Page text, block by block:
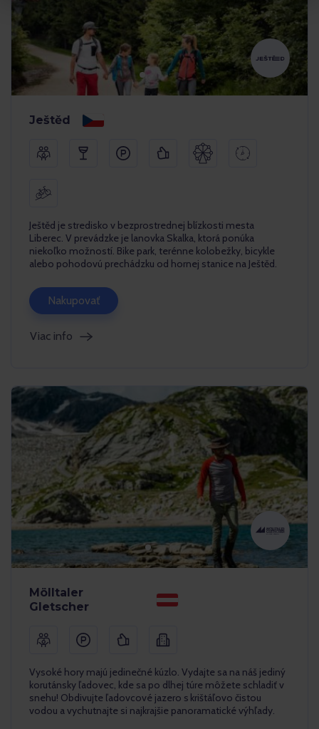
Ještěd
Ještěd je stredisko v bezprostrednej blízkosti mesta
Liberec. V prevádzke je lanovka Skalka, ktorá ponúka
niekoľko možností. Bike park, terénne kolobežky, bicykle
alebo pohodovú prechádzku od hornej stanice na Ještěd.
Nakupovať
Viac info
Mölltaler
Gletscher
Vysoké hory majú jedinečné kúzlo. Vydajte sa na náš jediný
korutánsky ľadovec, kde sa po dlhej túre môžete schladiť v
snehu! Obdivujte ľadovcové jazero s krištáľovo čistou
vodou a vychutnajte si najkrajšie panoramatické výhľady.